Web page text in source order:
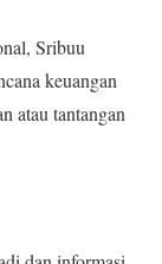
Sribuu
keuangan
atau tantangan